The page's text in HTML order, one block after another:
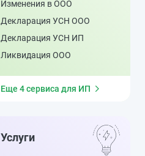
Изменения в ООО
Декларация УСН ООО
Декларация УСН ИП
Ликвидация ООО
Еще 4 сервиса для ИП
Услуги